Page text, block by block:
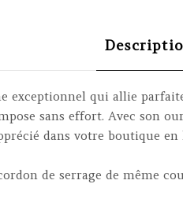
exceptionnel qui allie
sans effort. Avec son
dans votre boutique en
de serrage de même